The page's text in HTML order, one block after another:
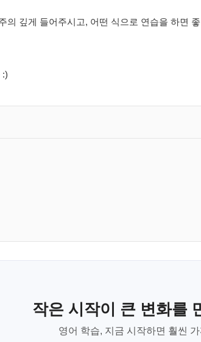
깊게 들어주시고, 어떤 식으로 연습을 하면
:)
작은 시작이 큰 변화를
영어 학습, 지금 시작하면 훨씬